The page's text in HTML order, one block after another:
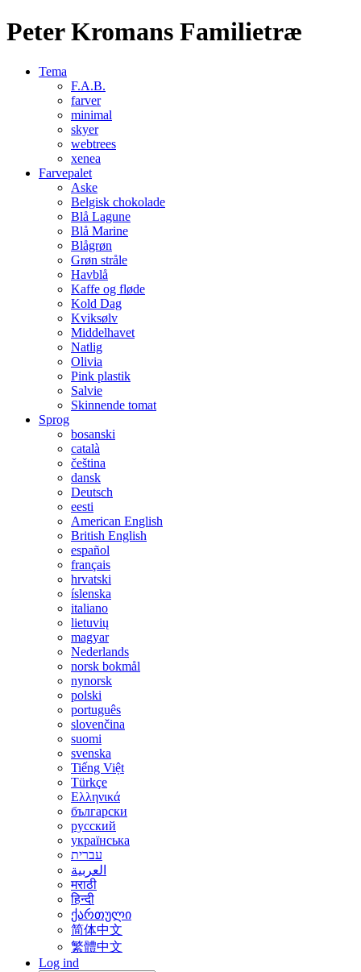
Peter Kromans Familietræ
Tema
F.A.B.
farver
minimal
skyer
webtrees
xenea
Farvepalet
Aske
Belgisk chokolade
Blå Lagune
Blå Marine
Blågrøn
Grøn stråle
Havblå
Kaffe og fløde
Kold Dag
Kviksølv
Middelhavet
Natlig
Olivia
Pink plastik
Salvie
Skinnende tomat
Sprog
bosanski
català
čeština
dansk
Deutsch
eesti
American English
British English
español
français
hrvatski
íslenska
italiano
lietuvių
magyar
Nederlands
norsk bokmål
nynorsk
polski
português
slovenčina
suomi
svenska
Tiếng Việt
Türkçe
Ελληνικά
български
русский
українська
עברית
العربية
मराठी
हिन्दी
ქართული
简体中文
繁體中文
Log ind